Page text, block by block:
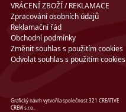
VRÁCENÍ ZBOŽÍ / REKLAMACE
Zpracování osobních údajů
Reklamační řád
Obchodní podmínky
Změnit souhlas s použitím cookies
Odvolat souhlas s použitím cookies
Grafický návrh vytvořila společnost 321 CREATIVE
CREW s.r.o..